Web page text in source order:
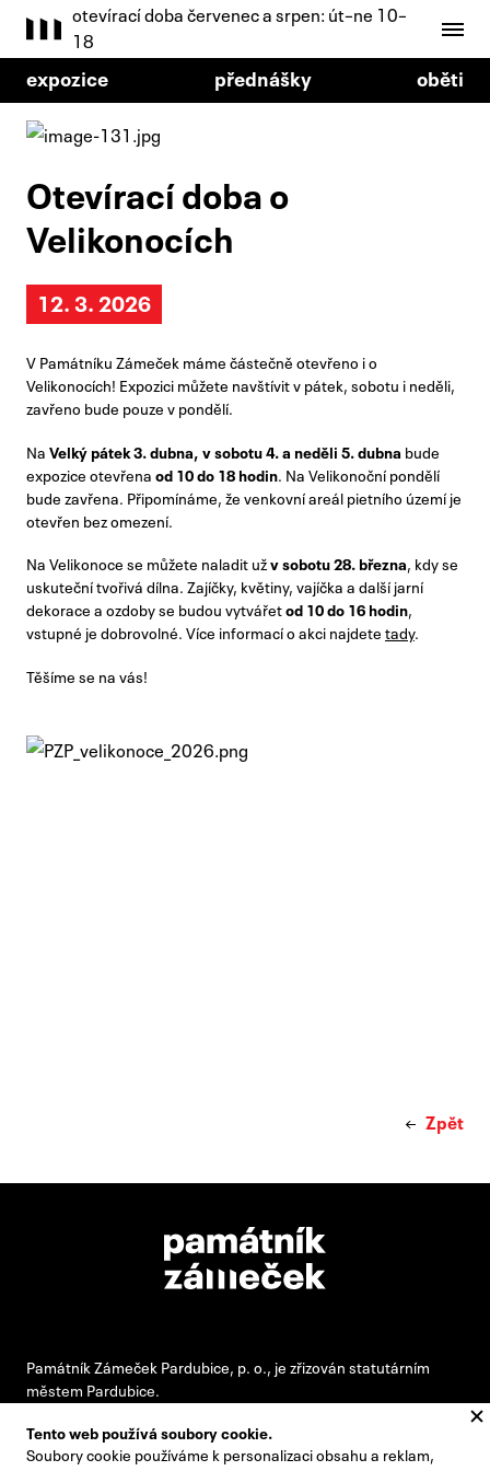
otevírací doba červenec a srpen: út–ne 10–
18
expozice přednášky oběti
Otevírací doba o
Velikonocích
12. 3. 2026
V Památníku Zámeček máme částečně otevřeno i o
Velikonocích! Expozici můžete navštívit v pátek, sobotu i neděli,
zavřeno bude pouze v pondělí.
Na Velký pátek 3. dubna, v sobotu 4. a neděli 5. dubna bude
expozice otevřena od 10 do 18 hodin . Na Velikonoční pondělí
bude zavřena. Připomínáme, že venkovní areál pietního území je
otevřen bez omezení.
Na Velikonoce se můžete naladit užv sobotu 28. března, kdy se
uskuteční tvořivá dílna. Zajíčky, květiny, vajíčka a další jarní
dekorace a ozdoby se budou vytvářetod 10 do 16 hodin,
vstupné je dobrovolné. Více informací o akci najdete tady.
Těšíme se na vás!
Zpět
Památník Zámeček Pardubice, p. o., je zřizován statutárním
městem Pardubice.
Tento web používá soubory cookie.
Soubory cookie používáme k personalizaci obsahu a reklam,